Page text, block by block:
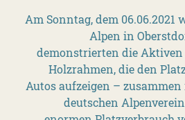
Am Sonntag, dem 06.06.2021
Alpen in
demonstrierten die Aktiven
Holzrahmen, die den
Autos aufzeigen –
deutschen